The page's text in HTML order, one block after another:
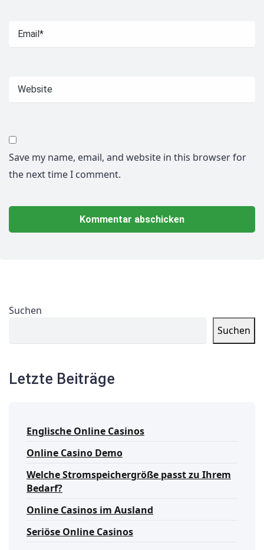
Save my name, email, and website in this browser for
the next time I comment.
Suchen
Suchen
Letzte Beiträge
Englische Online Casinos
Online Casino Demo
Welche Stromspeichergröße passt zu Ihrem
Bedarf?
Online Casinos im Ausland
Seriöse Online Casinos